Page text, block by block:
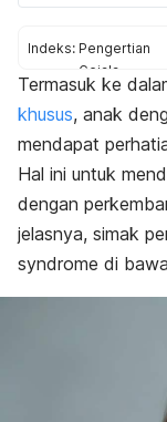
Indeks: Pengertian
Gejala
Penyebab
Faktor risiko
Komplikasi
Diagnosis
Pengobatan
Pengobatan
Termasuk ke
khusus, anak
mendapat
Hal ini untuk
dengan
jelasnya, simak
syndrome di